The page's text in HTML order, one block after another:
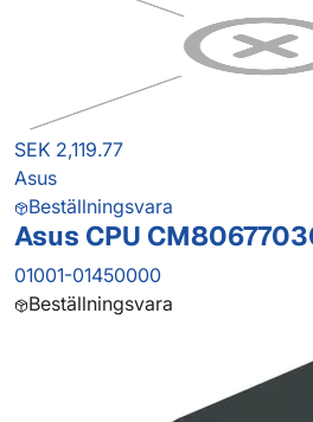
SEK 2,119.77
Asus
Beställningsvara
Asus CPU
01001-01450000
Beställningsvara